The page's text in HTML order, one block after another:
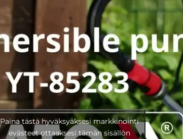
Paina tästä hyväksyäksesi markkinointi
evästeet ottaaksesi tämän sisällön